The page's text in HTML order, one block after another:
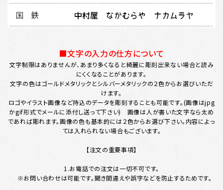
■文字の入力の仕方について
文字制限はありませんが、あまり多くなると綺麗に彫刻出来ない場合と読み
にくくなることがあります。
文字の色はゴールドメタリックとシルバーメタリックの２色からお選びいただ
けます。
ロゴやイラスト画像など持込のデータを彫刻することも可能です。(画像はjpg
かgif形式でメールに添付し送って下さい) 画像は人が書いた文字なら太め
であれば彫れます。画像の色も基本的には２色からお選び下さい。内容によっ
ては入れられない場合もございます。
【注文の重要事項】
1.お電話での注文は一切不可です。
※お問い合わせは可能です。聞き間違えや誤字などを防止するためです。